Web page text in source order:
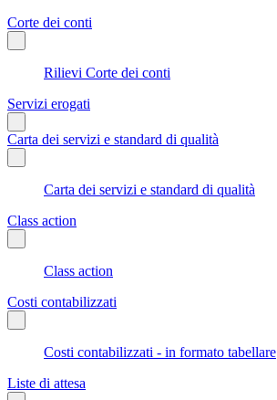
Corte dei conti
Rilievi Corte dei conti
Servizi erogati
Carta dei servizi e standard di qualità
Carta dei servizi e standard di qualità
Class action
Class action
Costi contabilizzati
Costi contabilizzati - in formato tabellare
Liste di attesa